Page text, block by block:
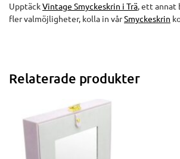
UpptäckVintage Smyckeskrin i Trä, ett annat
fler valmöjligheter, kolla in vårSmyckeskrin
Relaterade produkter